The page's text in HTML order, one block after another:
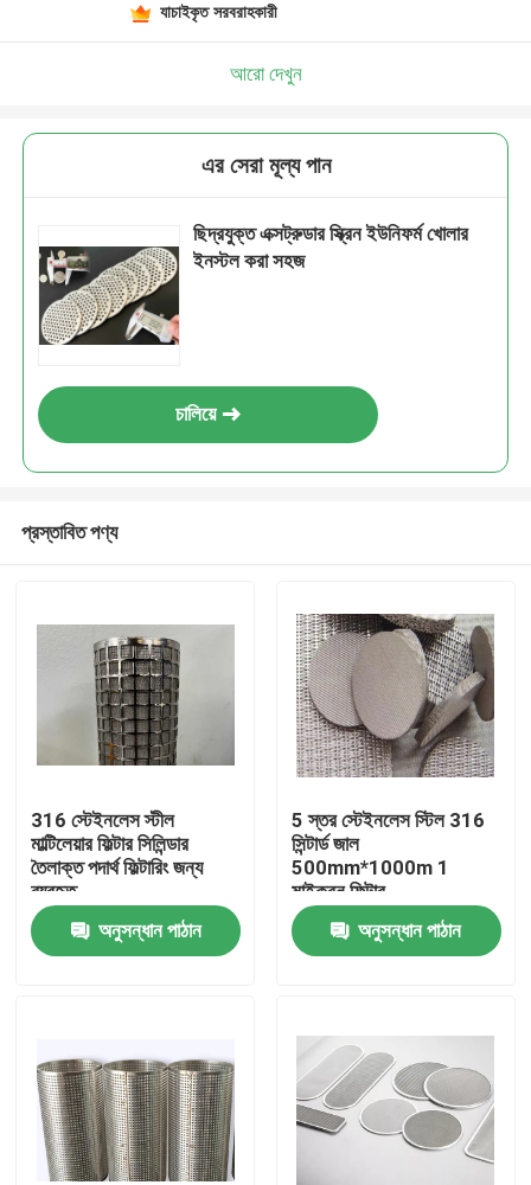
পণ্য
আমাদের সম্বন্ধে
যাচাইকৃত সরবরাহকারী
আরো দেখুন
এর সেরা মূল্য পান
ছিদ্রযুক্ত এক্সট্রুডার স্ক্রিন ইউনিফর্ম খোলার
ইনস্টল করা সহজ
চালিয়ে
প্রস্তাবিত পণ্য
316 স্টেইনলেস স্টীল
মাল্টিলেয়ার ফিল্টার সিলিন্ডার
তৈলাক্ত পদার্থ ফিল্টারিং জন্য
ব্যবহৃত
অনুসন্ধান পাঠান
5 স্তর স্টেইনলেস স্টিল 316
সিন্টার্ড জাল
500mm*1000m 1
মাইক্রন ফিল্টার
অনুসন্ধান পাঠান